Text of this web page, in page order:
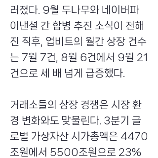
러졌다. 9월 두나무와 네이버파
이낸셜 간 합병 추진 소식이 전해
진 직후, 업비트의 월간 상장 건수
는 7월 7건, 8월 6건에서 9월 21
건으로 세 배 넘게 급증했다.
거래소들의 상장 경쟁은 시장 환
경 변화와도 맞물린다. 3분기 글
로벌 가상자산 시가총액은 4470
조원에서 5500조원으로 23%